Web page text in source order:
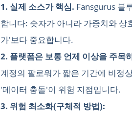
1. 실제 소스가 핵심. Fansgurus 블
합니다: 숫자가 아니라 가중치와 상
가'보다 중요합니다.
2. 플랫폼은 보통 언제 이상을 주목
계정의 팔로워가 짧은 기간에 비정
'데이터 충돌'이 위험 지점입니다.
3. 위험 최소화(구체적 방법):